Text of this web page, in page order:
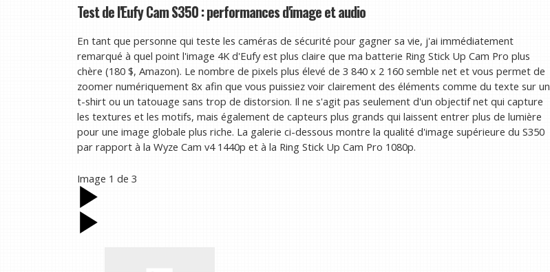
Test de l'Eufy Cam S350 : performances d'image et audio
En tant que personne qui teste les caméras de sécurité pour gagner sa vie, j'ai immédiatement
remarqué à quel point l'image 4K d'Eufy est plus claire que ma batterie Ring Stick Up Cam Pro plus
chère (180 $, Amazon). Le nombre de pixels plus élevé de 3 840 x 2 160 semble net et vous permet de
zoomer numériquement 8x afin que vous puissiez voir clairement des éléments comme du texte sur un
t-shirt ou un tatouage sans trop de distorsion. Il ne s'agit pas seulement d'un objectif net qui capture
les textures et les motifs, mais également de capteurs plus grands qui laissent entrer plus de lumière
pour une image globale plus riche. La galerie ci-dessous montre la qualité d'image supérieure du S350
par rapport à la Wyze Cam v4 1440p et à la Ring Stick Up Cam Pro 1080p.
Image 1 de 3